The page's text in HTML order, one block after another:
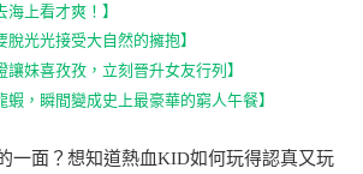
海上看才爽！】
脫光光接受大自然的擁抱】
讓妹喜孜孜，立刻晉升女友行列】
蝦，瞬間變成史上最豪華的窮人午餐】
一面？想知道熱血KID如何玩得認真又玩